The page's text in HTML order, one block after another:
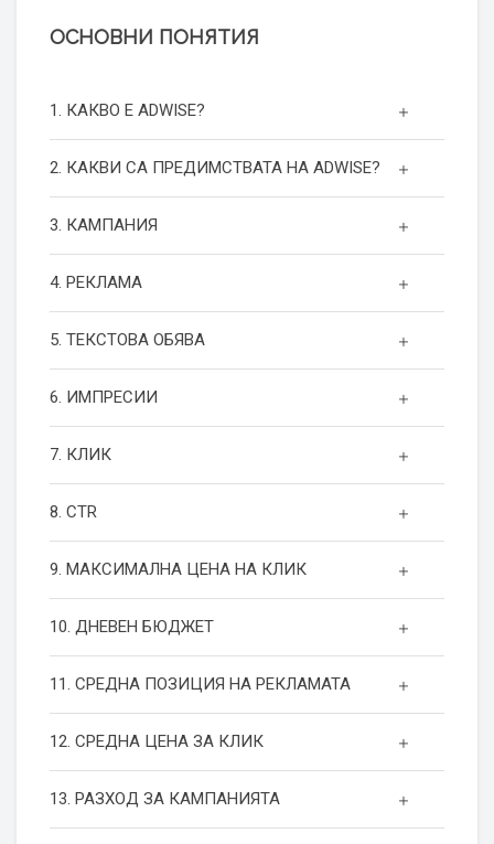
ОСНОВНИ ПОНЯТИЯ
1. КАКВО Е ADWISE?
2. КАКВИ СА ПРЕДИМСТВАТА НА ADWISE?
3. КАМПАНИЯ
4. РЕКЛАМА
5. ТЕКСТОВА ОБЯВА
6. ИМПРЕСИИ
7. КЛИК
8. CTR
9. МАКСИМАЛНА ЦЕНА НА КЛИК
10. ДНЕВЕН БЮДЖЕТ
11. СРЕДНА ПОЗИЦИЯ НА РЕКЛАМАТА
12. СРЕДНА ЦЕНА ЗА КЛИК
13. РАЗХОД ЗА КАМПАНИЯТА